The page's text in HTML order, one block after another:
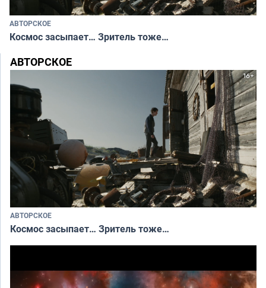
АВТОРСКОЕ
Космос засыпает… Зритель тоже…
АВТОРСКОЕ
АВТОРСКОЕ
Космос засыпает… Зритель тоже…